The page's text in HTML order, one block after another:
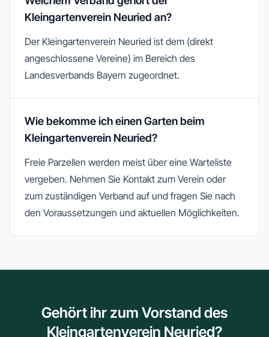
Kleingartenverein Neuried an?
Der Kleingartenverein Neuried ist dem (direkt
angeschlossene Vereine) im Bereich des
Landesverbands Bayern zugeordnet.
Wie bekomme ich einen Garten beim
Kleingartenverein Neuried?
Freie Parzellen werden meist über eine Warteliste
vergeben. Nehmen Sie Kontakt zum Verein oder
zum zuständigen Verband auf und fragen Sie nach
den Voraussetzungen und aktuellen Möglichkeiten.
Gehört ihr zum Vorstand des
Kleingartenverein Neuried?